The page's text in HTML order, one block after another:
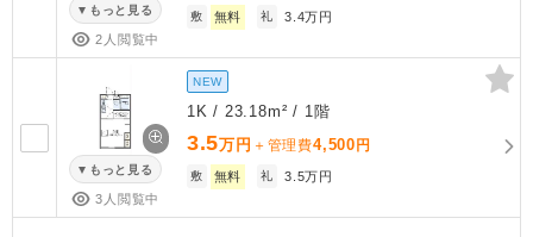
もっと見る
2人閲覧中
敷 無料 礼 3.4万円
もっと見る
3人閲覧中
NEW
1K / 23.18m² / 1階
3.5万円 ＋管理費4,500 円
敷 無料 礼 3.5万円